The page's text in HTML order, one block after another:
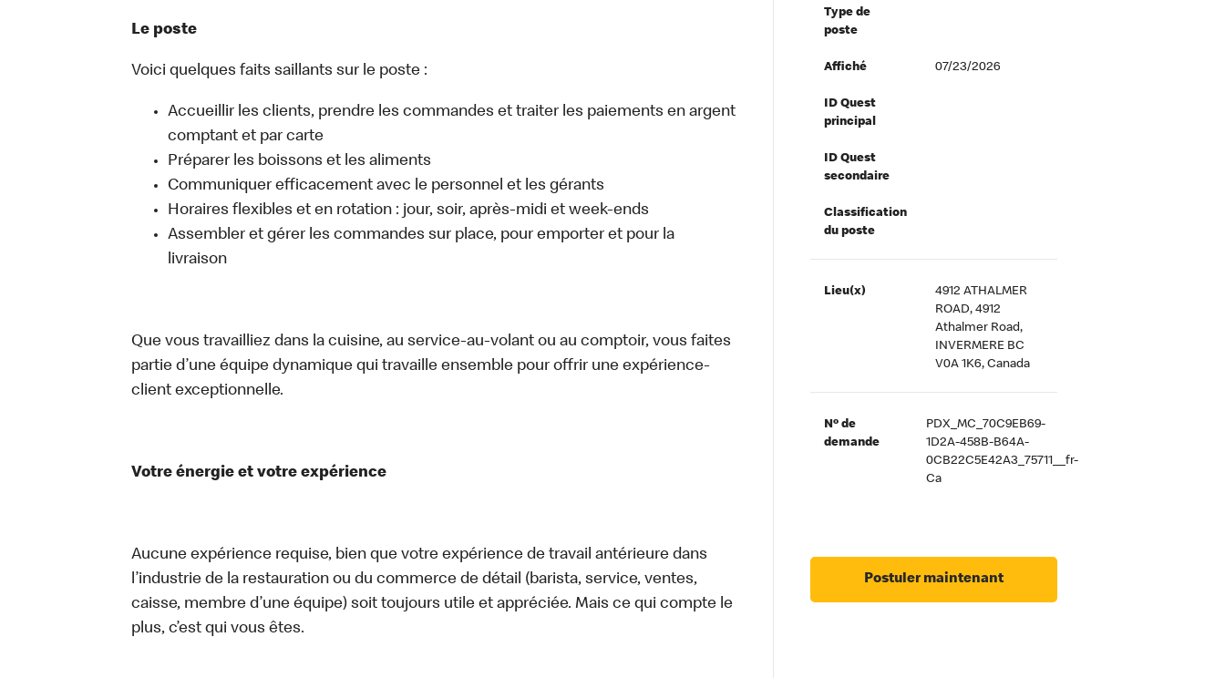
Le poste
Voici quelques faits saillants sur le poste :
Accueillir les clients, prendre les commandes et traiter les paiements en argent
comptant et par carte
Préparer les boissons et les aliments
Communiquer efficacement avec le personnel et les gérants
Horaires flexibles et en rotation : jour, soir, après-midi et week-ends
Assembler et gérer les commandes sur place, pour emporter et pour la
livraison
Que vous travailliez dans la cuisine, au service-au-volant ou au comptoir, vous faites
partie d’une équipe dynamique qui travaille ensemble pour offrir une expérience-
client exceptionnelle.
Votre énergie et votre expérience
Aucune expérience requise, bien que votre expérience de travail antérieure dans
l’industrie de la restauration ou du commerce de détail (barista, service, ventes,
caisse, membre d’une équipe) soit toujours utile et appréciée. Mais ce qui compte le
plus, c’est qui vous êtes.
Type de
poste
Affiché 07/23/2026
ID Quest
principal
ID Quest
secondaire
Classification
du poste
Lieu(x)
4912 ATHALMER
ROAD, 4912
Athalmer Road,
INVERMERE BC
V0A 1K6, Canada
Nº de
demande
PDX_MC_70C9EB69-
1D2A-458B-B64A-
0CB22C5E42A3_75711__fr-
Ca
Postuler maintenant